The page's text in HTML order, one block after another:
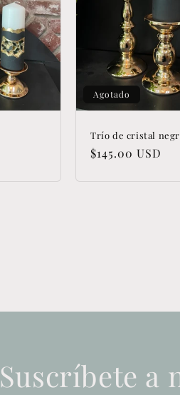
Agotado
Trío de cristal
Precio
$145.00 USD
Suscríbete a